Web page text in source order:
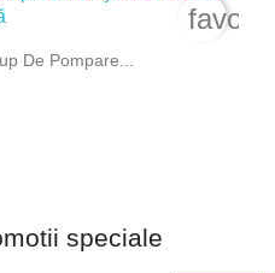
De Pompare...
speciale